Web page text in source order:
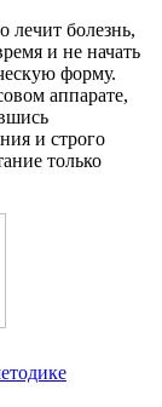
лечит болезнь,
и не начать
форму.
аппарате,
и строго
только